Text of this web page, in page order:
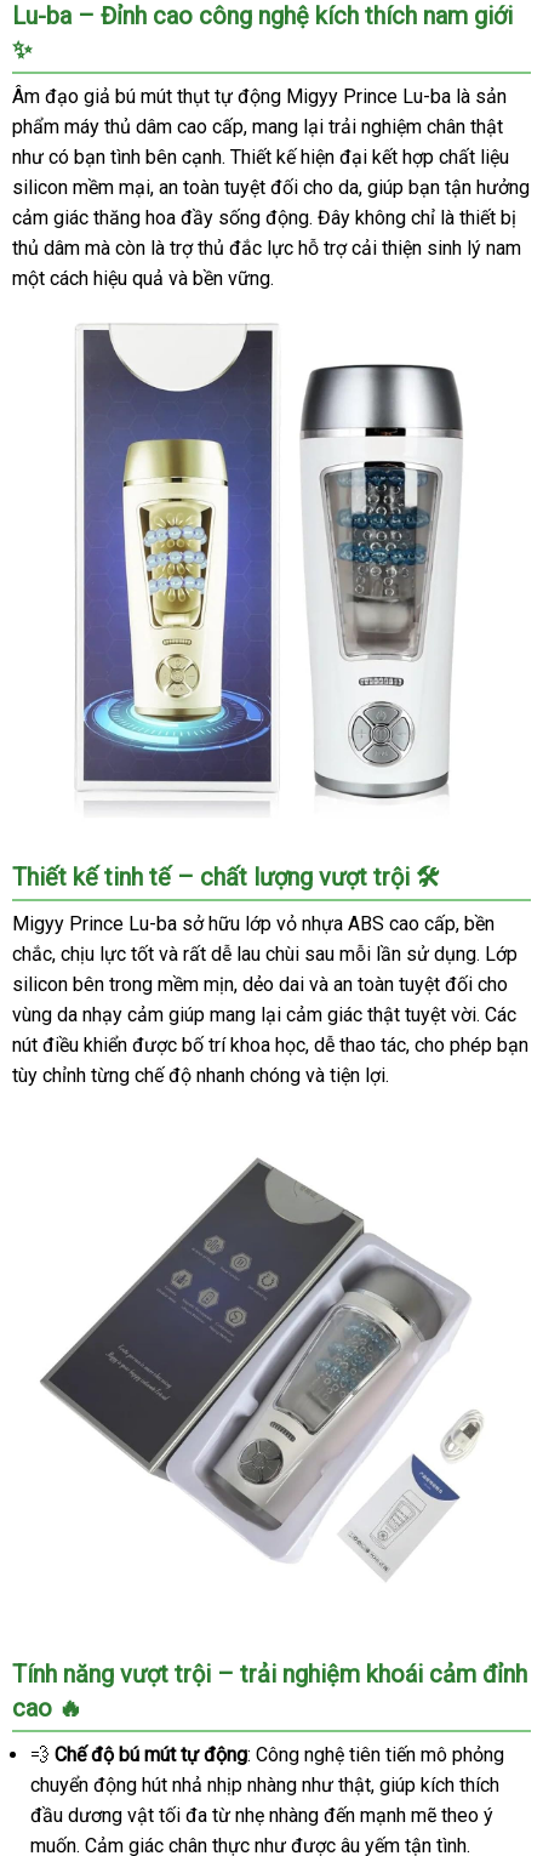
Lu-ba – Đỉnh cao công nghệ kích thích nam giới
✨
Âm đạo giả bú mút thụt tự động Migyy Prince Lu-ba là sản
phẩm máy thủ dâm cao cấp, mang lại trải nghiệm chân thật
như có bạn tình bên cạnh. Thiết kế hiện đại kết hợp chất liệu
silicon mềm mại, an toàn tuyệt đối cho da, giúp bạn tận hưởng
cảm giác thăng hoa đầy sống động. Đây không chỉ là thiết bị
thủ dâm mà còn là trợ thủ đắc lực hỗ trợ cải thiện sinh lý nam
một cách hiệu quả và bền vững.
Âm
đạo
giả
tự
động
Migyy
Prince
Lu-
ba
Thiết kế tinh tế – chất lượng vượt trội 🛠️
Migyy Prince Lu-ba sở hữu lớp vỏ nhựa ABS cao cấp, bền
chắc, chịu lực tốt và rất dễ lau chùi sau mỗi lần sử dụng. Lớp
silicon bên trong mềm mịn, dẻo dai và an toàn tuyệt đối cho
vùng da nhạy cảm giúp mang lại cảm giác thật tuyệt vời. Các
nút điều khiển được bố trí khoa học, dễ thao tác, cho phép bạn
tùy chỉnh từng chế độ nhanh chóng và tiện lợi.
Âm
đạo
giả
tự
động
Migyy
Prince
Lu-
Tính năng vượt trội – trải nghiệm khoái cảm đỉnh
cao 🔥
💨 Chế độ bú mút tự động: Công nghệ tiên tiến mô phỏng
chuyển động hút nhả nhịp nhàng như thật, giúp kích thích
đầu dương vật tối đa từ nhẹ nhàng đến mạnh mẽ theo ý
muốn. Cảm giác chân thực như được âu yếm tận tình.